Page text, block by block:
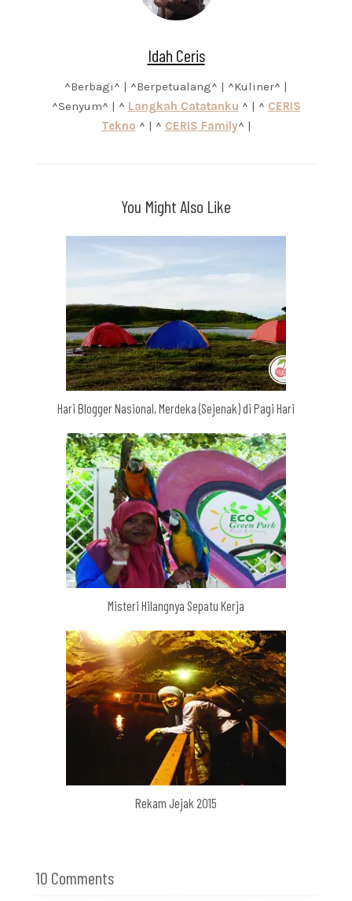
Idah Ceris
^Berbagi^ | ^Berpetualang^ | ^Kuliner^ |
^Senyum^ | ^ Langkah Catatanku ^ | ^ CERIS
Tekno ^ | ^ CERIS Family^ |
You Might Also Like
Hari Blogger Nasional, Merdeka (Sejenak) di Pagi Hari
Misteri Hilangnya Sepatu Kerja
Rekam Jejak 2015
10 Comments